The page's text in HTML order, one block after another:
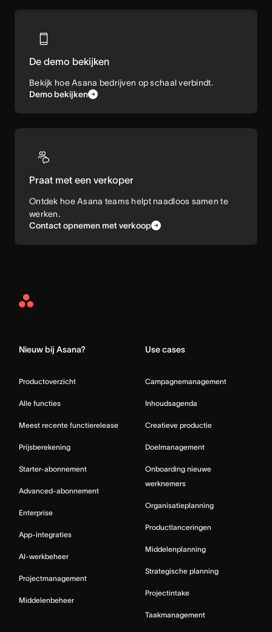
De demo bekijken
Bekijk hoe Asana bedrijven op schaal verbindt.
Demo bekijken
Praat met een verkoper
Ontdek hoe Asana teams helpt naadloos samen te
werken.
Contact opnemen met verkoop
Asana
Nieuw bij Asana?
Productoverzicht
Alle functies
Meest recente functierelease
Prijsberekening
Starter-abonnement
Advanced-abonnement
Enterprise
App-integraties
AI-werkbeheer
Projectmanagement
Middelenbeheer
Use cases
Campagnemanagement
Inhoudsagenda
Creatieve productie
Doelmanagement
Onboarding nieuwe
werknemers
Organisatieplanning
Productlanceringen
Middelenplanning
Strategische planning
Projectintake
Taakmanagement